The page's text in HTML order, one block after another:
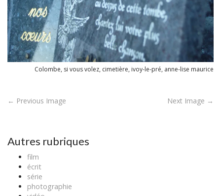
Colombe, si vous volez, cimetière, ivoy-le-pré, anne-lise maurice
P
t
← Previous Image Next Image →
Autres rubriques
film
écrit
série
photographie